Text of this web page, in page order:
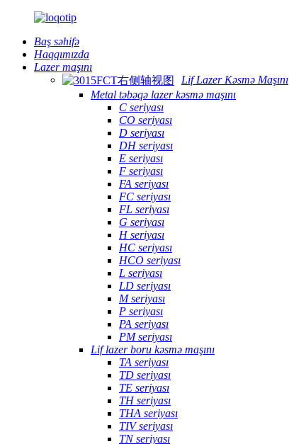
Baş səhifə
Haqqımızda
Lazer maşını
Lif Lazer Kəsmə Maşını
Metal təbəqə lazer kəsmə maşını
C seriyası
CO seriyası
D seriyası
DH seriyası
E seriyası
F seriyası
FA seriyası
FC seriyası
FL seriyası
G seriyası
H seriyası
HC seriyası
HCO seriyası
L seriyası
LD seriyası
M seriyası
P seriyası
PA seriyası
PM seriyası
Lif lazer boru kəsmə maşını
TA seriyası
TD seriyası
TE seriyası
TH seriyası
THA seriyası
TIV seriyası
TN seriyası